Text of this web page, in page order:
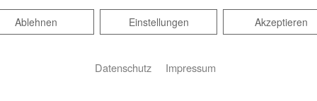
VIGOUR AI Betätigungsplatte für 2-Mengen-Spültechnik,
Akzeptieren
Einstellungen
Ablehnen
Ablehnen
Datenschutz Impressum